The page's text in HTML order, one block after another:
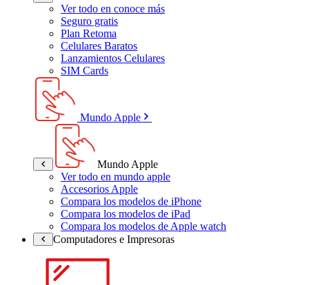
Ver todo en conoce más
Seguro gratis
Plan Retoma
Celulares Baratos
Lanzamientos Celulares
SIM Cards
Mundo Apple
Mundo Apple
Ver todo en mundo apple
Accesorios Apple
Compara los modelos de iPhone
Compara los modelos de iPad
Compara los modelos de Apple watch
Computadores e Impresoras